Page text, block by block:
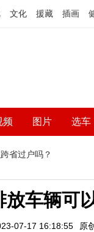
文化 援藏 插画
频 图片 选车
省过户吗？
放车辆可
07-17 16:18:55 原创